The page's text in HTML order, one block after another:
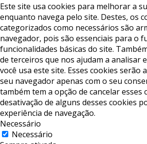
Este site usa cookies para melhorar a
enquanto navega pelo site. Destes, os
categorizados como necessários são
navegador, pois são essenciais para o
funcionalidades básicas do site.
de terceiros que nos ajudam a analisar
você usa este site. Esses cookies serão
seu navegador apenas com o seu
também tem a opção de cancelar esses
desativação de alguns desses cookies
experiência de navegação.
Necessário
Necessário